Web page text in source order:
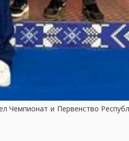
Чемпионат и Первенство